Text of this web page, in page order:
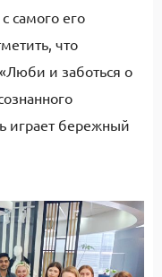
самого его
что
и заботься о
играет бережный